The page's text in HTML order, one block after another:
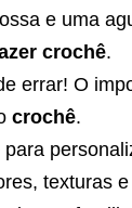
e uma
crochê.
errar! O
crochê.
texturas